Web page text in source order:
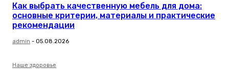
Как выбрать качественную мебель для дома:
основные критерии, материалы и практические
рекомендации
admin - 05.08.2026
Наше здоровье